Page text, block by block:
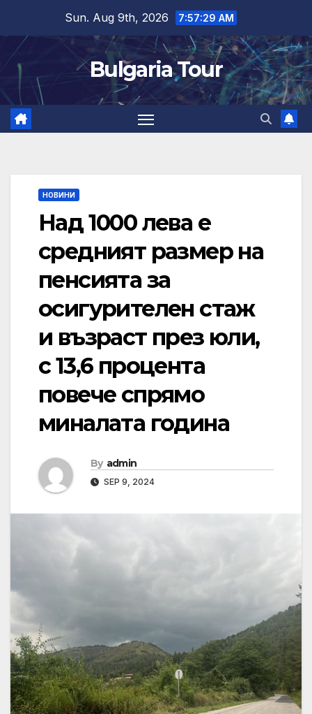
content
Sun. Aug 9th, 2026 7:57:30 AM
Bulgaria Tour
НОВИНИ
Над 1000 лева е
средният размер на
пенсията за
осигурителен стаж
и възраст през юли,
с 13,6 процента
повече спрямо
миналата година
By admin
SEP 9, 2024